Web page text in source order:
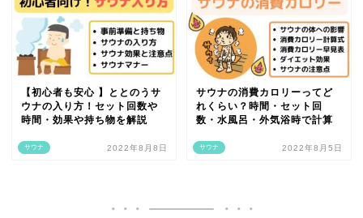
サウナ
【初心者も安心 】ととのうサ
ウナの入り方！セット回数や
時間・効果や持ち物を解説
2022年8月8日 サウナ
サウナの消費カロリーってど
れくらい？時間・セット回
数・水風呂・外気浴時で計算
2022年8月5日